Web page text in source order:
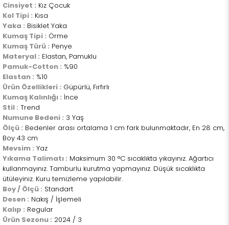
Cinsiyet : Kız Çocuk
Kol Tipi : Kısa
Yaka : Bisiklet Yaka
Kumaş Tipi : Örme
Kumaş Türü : Penye
Materyal : Elastan, Pamuklu
Pamuk-Cotton : %90
Elastan : %10
Ürün Özellikleri : Güpürlü, Fırfırlı
Kumaş Kalınlığı : İnce
Stil : Trend
Numune Bedeni : 3 Yaş
Ölçü : Bedenler arası ortalama 1 cm fark bulunmaktadır, En 28 cm,
Boy 43 cm
Mevsim : Yaz
Yıkama Talimatı : Maksimum 30 °C sıcaklıkta yıkayınız. Ağartıcı
kullanmayınız. Tamburlu kurutma yapmayınız. Düşük sıcaklıkta
ütüleyiniz. Kuru temizleme yapılabilir.
Boy / Ölçü : Standart
Desen : Nakış / İşlemeli
Kalıp : Regular
Ürün Sezonu : 2024 / 3